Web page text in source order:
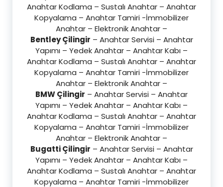
Anahtar Kodlama – Sustalı Anahtar – Anahtar
Kopyalama – Anahtar Tamiri -İmmobilizer
Anahtar – Elektronik Anahtar –
Bentley Çilingir – Anahtar Servisi – Anahtar
Yapımı – Yedek Anahtar – Anahtar Kabı –
Anahtar Kodlama – Sustalı Anahtar – Anahtar
Kopyalama – Anahtar Tamiri -İmmobilizer
Anahtar – Elektronik Anahtar –
BMW Çilingir – Anahtar Servisi – Anahtar
Yapımı – Yedek Anahtar – Anahtar Kabı –
Anahtar Kodlama – Sustalı Anahtar – Anahtar
Kopyalama – Anahtar Tamiri -İmmobilizer
Anahtar – Elektronik Anahtar –
Bugatti Çilingir – Anahtar Servisi – Anahtar
Yapımı – Yedek Anahtar – Anahtar Kabı –
Anahtar Kodlama – Sustalı Anahtar – Anahtar
Kopyalama – Anahtar Tamiri -İmmobilizer